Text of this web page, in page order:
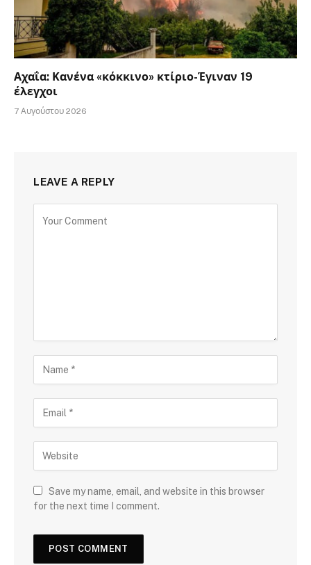
Αχαΐα: Κανένα «κόκκινο» κτίριο-Έγιναν 19
έλεγχοι
7 Αυγούστου 2026
LEAVE A REPLY
Save my name, email, and website in this browser
for the next time I comment.